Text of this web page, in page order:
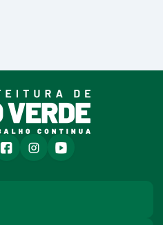
facebookinstagramyoutube